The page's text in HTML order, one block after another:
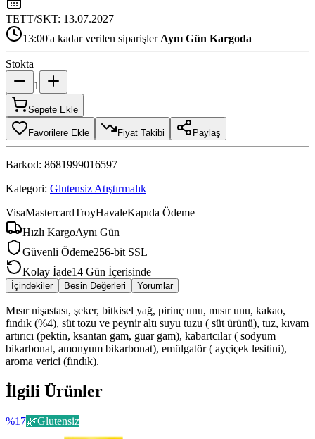
TETT/SKT: 13.07.2027
13:00'a kadar verilen siparişler Aynı Gün Kargoda
Stokta
1
Sepete Ekle
Favorilere Ekle Fiyat Takibi Paylaş
Barkod: 8681999016597
Kategori: Glutensiz Atıştırmalık
VisaMastercardTroyHavaleKapıda Ödeme
Hızlı KargoAynı Gün
Güvenli Ödeme256-bit SSL
Kolay İade14 Gün İçerisinde
İçindekiler Besin Değerleri Yorumlar
Mısır nişastası, şeker, bitkisel yağ, pirinç unu, mısır unu, kakao,
fındık (%4), süt tozu ve peynir altı suyu tuzu ( süt ürünü), tuz, kıvam
artırıcı (pektin, ksantan gam, guar gam), kabartcılar ( sodyum
bikarbonat, amonyum bikarbonat), emülgatör ( ayçiçek lesitini),
aroma verici (fındık).
İlgili Ürünler
%17🌿Glutensiz